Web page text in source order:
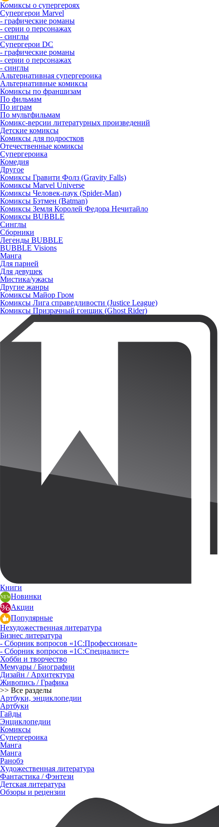
Комиксы о супергероях
Супергерои Marvel
- графические романы
- серии о персонажах
- синглы
Супергерои DC
- графические романы
- серии о персонажах
- синглы
Альтернативная супергероика
Альтернативные комиксы
Комиксы по франшизам
По фильмам
По играм
По мультфильмам
Комикс-версии литературных произведений
Детские комиксы
Комиксы для подростков
Отечественные комиксы
Супергероика
Комедия
Другое
Комиксы Гравити Фолз (Gravity Falls)
Комиксы Marvel Universe
Комиксы Человек-паук (Spider-Man)
Комиксы Бэтмен (Batman)
Комиксы Земля Королей Федора Нечитайло
Комиксы BUBBLE
Синглы
Сборники
Легенды BUBBLE
BUBBLE Visions
Манга
Для парней
Для девушек
Мистика/ужасы
Другие жанры
Комиксы Майор Гром
Комиксы Лига справедливости (Justice League)
Комиксы Призрачный гонщик (Ghost Rider)
Книги
Новинки
Акции
Популярные
Нехудожественная литература
Бизнес литература
- Сборник вопросов «1С:Профессионал»
- Сборник вопросов «1С:Специалист»
Хобби и творчество
Мемуары / Биографии
Дизайн / Архитектура
Живопись / Графика
>> Все разделы
Артбуки, энциклопедии
Артбуки
Гайды
Энциклопедии
Комиксы
Супергероика
Манга
Манга
Ранобэ
Художественная литература
Фантастика / Фэнтези
Детская литература
Обзоры и рецензии